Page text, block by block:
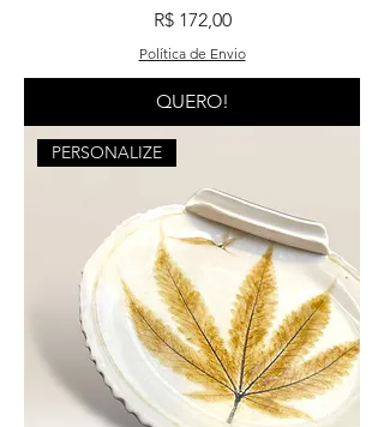
Preço
R$ 172,00
Política de Envio
QUERO!
PERSONALIZE